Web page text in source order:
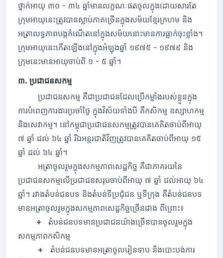
ថ្នាក់អាយុ ៣០ - ៣៤ ឆ្នាំមានលក្ខណៈផតចូលក្នុងដោយសារតែ
ក្រុមអាយុនេះត្រូវបានស្លាប់ភាគច្រើនក្នុងសម័យខ្មែរក្រហម និង
អត្រាលទ្ធភាពបង្កកំណើតនៅក្នុងសម័យនោះមានការធ្លាក់ចុះខ្លាំង។
ក្រុមអាយុនេះកើតឡើងនៅក្នុងអំឡុងឆ្នាំ ១៩៧៥ - ១៩៧៩ និង
ក្រុមនេះមានអាយុចាប់ពី ១ - ៥ ឆ្នាំ។
៣. ប្រជាជនសកម្ម
ប្រជាជនសកម្ម គឺជាប្រជាជនដែលប្រើកម្លាំងរបស់ខ្លួនក្នុង
ការបំពេញការងារប្រចាំថ្ងៃ ក្នុងវិស័យទាំងបី គឺកសិកម្ម ឧស្សាហកម្ម
និងសេវាកម្ម។ នៅកម្ពុជាប្រជាជនសកម្មត្រូវបានគេគិតចាប់ពីអាយុ
៧ ឆ្នាំ ដល់ ៦៤ ឆ្នាំ រីឯអន្តរជាតិវិញត្រូវបានគេគិតចាប់ពីអាយុ ១៥
ឆ្នាំ ដល់ ៦៤ ឆ្នាំ។
អត្រាចូលរួមក្នុងសកម្មភាពសេដ្ឋកិច្ច គឺជាភាគរយនៃ
ប្រជាជនសកម្មលើប្រជាជនសរុបចាប់ពីអាយុ ៧ ឆ្នាំ ដល់អាយុ ៦៤
ឆ្នាំ។ រវាងតំបន់ជនបទ និងតំបន់ទីប្រជុំជន ឬទីក្រុង គឺតំបន់ជនបទ
មានអត្រាចូលរួមក្នុងសកម្មភាពសេដ្ឋកិច្ចច្រើនជាង ពីព្រោះ៖
+
តំបន់ជនបទមានប្រជាជនយ៉ាងច្រើនបានចូលរួមក្នុង
សកម្មភាពកសិកម្ម
+ តំបន់ជនបទមានអត្រាចូលរៀនទាប និងបោះបង់ការ